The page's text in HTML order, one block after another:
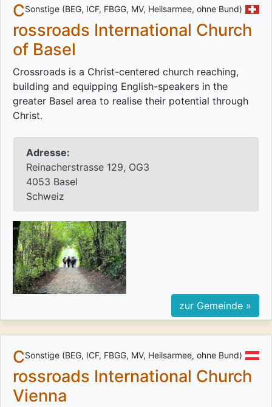
Sonstige (BEG, ICF, FBGG, MV, Heilsarmee, ohne Bund)
C
rossroads International Church
of Basel
Crossroads is a Christ-centered church reaching,
building and equipping English-speakers in the
greater Basel area to realise their potential through
Christ.
Adresse:
Reinacherstrasse 129, OG3
4053 Basel
Schweiz
zur Gemeinde »
Sonstige (BEG, ICF, FBGG, MV, Heilsarmee, ohne Bund)
C
rossroads International Church
Vienna